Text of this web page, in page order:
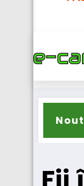
majoritar de